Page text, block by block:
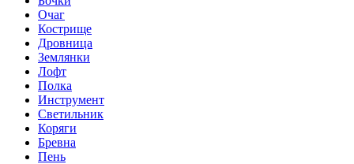
Очаг
Кострище
Дровница
Землянки
Лофт
Полка
Инструмент
Светильник
Коряги
Бревна
Пень